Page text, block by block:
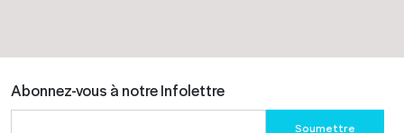
Abonnez-vous à notre Infolettre